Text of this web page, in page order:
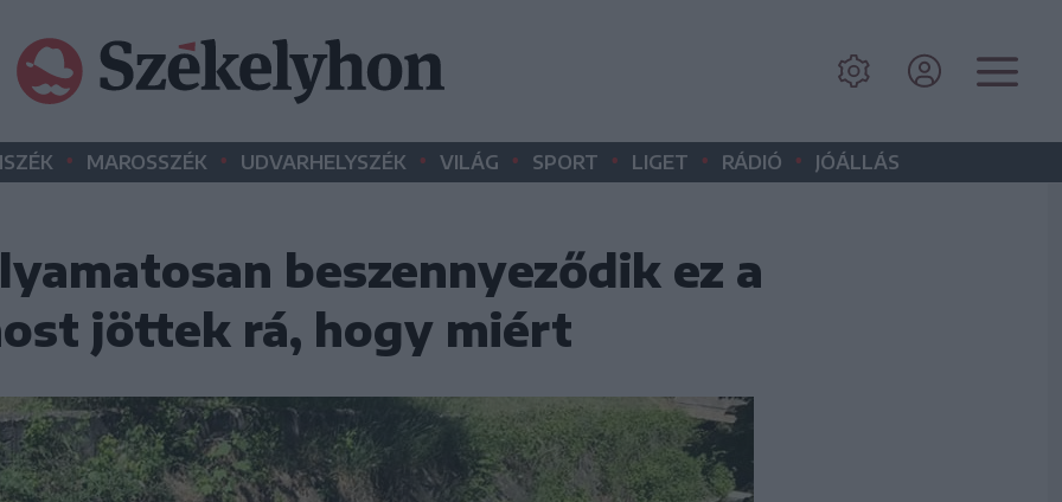
• MAROSSZÉK • UDVARHELYSZÉK • VILÁG • SPORT • LIGET • RÁDIÓ • JÓÁLLÁS
beszennyeződik ez a
jöttek rá, hogy miért